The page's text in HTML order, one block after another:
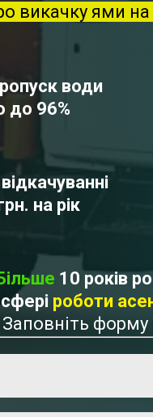
викачку ями
води
до 96%
на рік
10 років
роботи
Заповніть